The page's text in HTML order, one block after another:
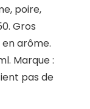
poire,
Gros
en arôme.
Marque :
pas de